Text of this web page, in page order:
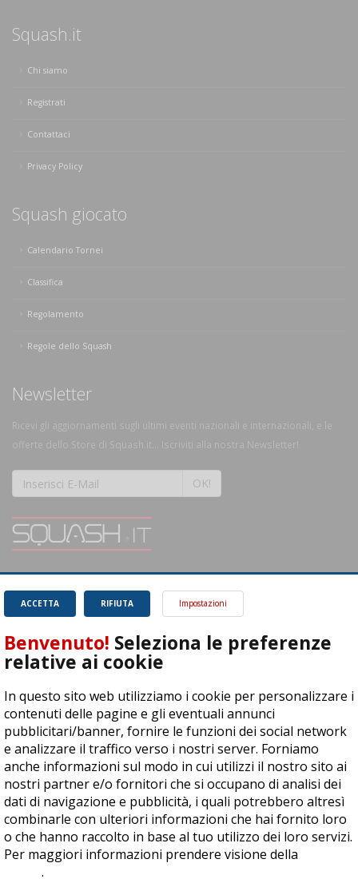
Squash.it
Chi siamo
Registrati
Contattaci
Privacy Policy
Squash giocato
Calendario Tornei
Classifica
Regolamento
Regole dello Squash
Newsletter
Ricevi gli aggiornamenti sugli ultimi eventi nazionali e internazionali, e le
offerte dello Store di Squash.it... Iscriviti alla nostra Newsletter!
OK!
SQUASH.it: Il punto di riferimento quotidiano per tutti gli amanti di questo
magnifico sport.
Leggi
RIFIUTA
ACCETTA Impostazioni
Benvenuto! Seleziona le preferenze
relative ai cookie
In questo sito web utilizziamo i cookie per personalizzare i
contenuti delle pagine e gli eventuali annunci
pubblicitari/banner, fornire le funzioni dei social network
e analizzare il traffico verso i nostri server. Forniamo
anche informazioni sul modo in cui utilizzi il nostro sito ai
nostri partner e/o fornitori che si occupano di analisi dei
dati di navigazione e pubblicità, i quali potrebbero altresì
combinarle con ulteriori informazioni che hai fornito loro
o che hanno raccolto in base al tuo utilizzo dei loro servizi.
Per maggiori informazioni prendere visione della
.
ASD Let's Sport - Via T. Olivelli 3, 25014 Castenedolo (BS) - P. Iva:
04278030988
© Copyright 2015 | All Rights Reserved - Powered byDynDevice
Privacy Policy Cookie Policy Accessibilità Sitemap